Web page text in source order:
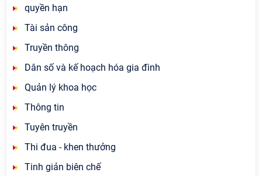
quyền hạn
Tài sản công
Truyền thông
Dân số và kế hoạch hóa gia đình
Quản lý khoa học
Thông tin
Tuyên truyền
Thi đua - khen thưởng
Tinh giản biên chế